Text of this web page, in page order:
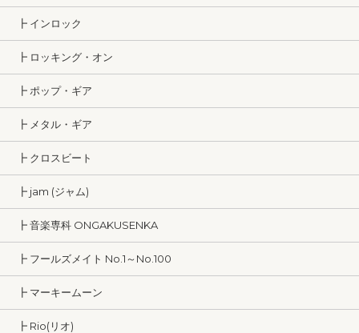
┣ インロック
┣ ロッキング・オン
┣ ポップ・ギア
┣ メタル・ギア
┣ クロスビート
┣ jam (ジャム)
┣ 音楽専科 ONGAKUSENKA
┣ フールズメイト No.1～No.100
┣ マーキームーン
┣ Rio(リオ)